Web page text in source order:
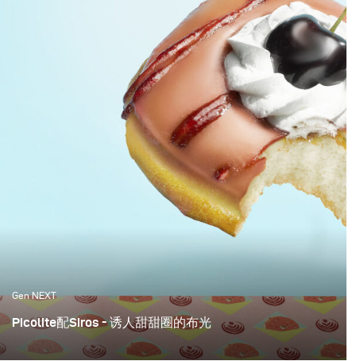
Gen NEXT
Picolite配Siros - 诱人甜甜圈的布光
位于柏林的Brammibals甜品店的甜甜圈给人一种难以忘